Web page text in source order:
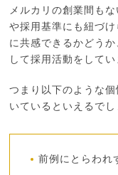
メルカリの創業間も
や採用基準にも紐づ
に共感できるかどう
して採用活動をしてい
つまり以下のような
いているといえるでし
前例にとらわれ